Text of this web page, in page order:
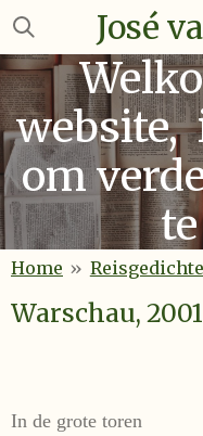
Ga
naar
de
hoofdinhoud
José
website,
om
Home »
Warschau, 2001
In de grote toren